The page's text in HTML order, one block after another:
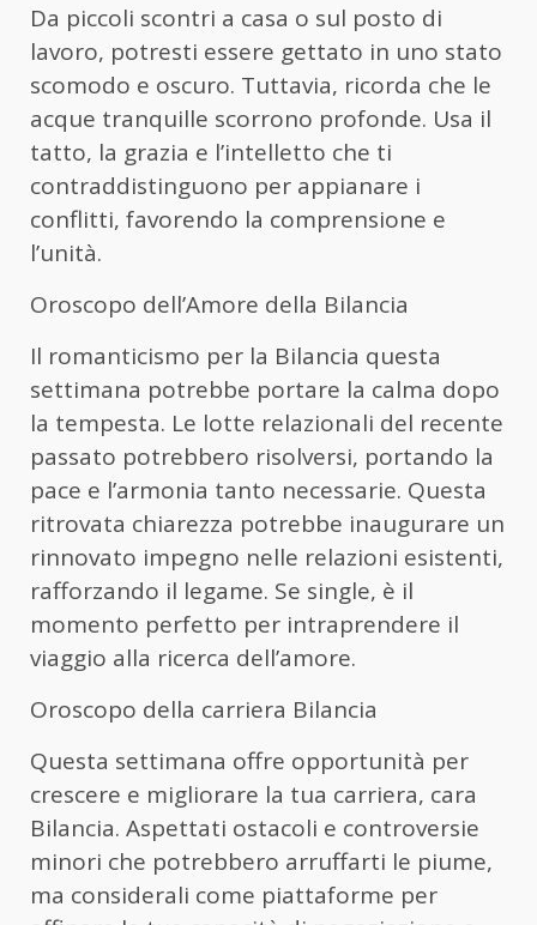
Da piccoli scontri a casa o sul posto di
lavoro, potresti essere gettato in uno stato
scomodo e oscuro. Tuttavia, ricorda che le
acque tranquille scorrono profonde. Usa il
tatto, la grazia e l’intelletto che ti
contraddistinguono per appianare i
conflitti, favorendo la comprensione e
l’unità.
Oroscopo dell’Amore della Bilancia
Il romanticismo per la Bilancia questa
settimana potrebbe portare la calma dopo
la tempesta. Le lotte relazionali del recente
passato potrebbero risolversi, portando la
pace e l’armonia tanto necessarie. Questa
ritrovata chiarezza potrebbe inaugurare un
rinnovato impegno nelle relazioni esistenti,
rafforzando il legame. Se single, è il
momento perfetto per intraprendere il
viaggio alla ricerca dell’amore.
Oroscopo della carriera Bilancia
Questa settimana offre opportunità per
crescere e migliorare la tua carriera, cara
Bilancia. Aspettati ostacoli e controversie
minori che potrebbero arruffarti le piume,
ma considerali come piattaforme per